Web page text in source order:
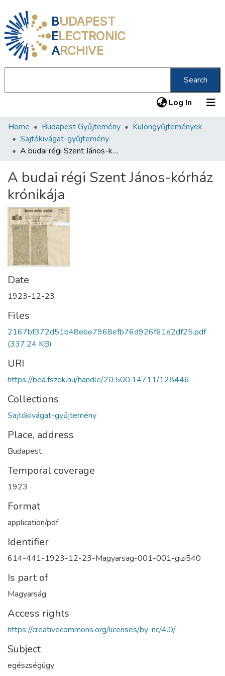
BUDAPEST
ELECTRONIC
ARCHIVE
Search
Log In (current)
Communities & Collections
All of DSpace
About us
Home Budapest Gyűjtemény
Különgyűjtemények
Sajtókivágat-gyűjtemény
A budai régi Szent János-kórház krónikája
A budai régi Szent János-kórház
krónikája
Date
1923-12-23
Files
2167bf372d51b48ebe7968efb76d926f61e2df25.pdf
(337.24 KB)
URI
https://bea.fszek.hu/handle/20.500.14711/128446
Collections
Sajtókivágat-gyűjtemény
Place, address
Budapest
Temporal coverage
1923
Format
application/pdf
Identifier
614-441-1923-12-23-Magyarsag-001-001-gizi540
Is part of
Magyarság
Access rights
https://creativecommons.org/licenses/by-nc/4.0/
Subject
egészségügy